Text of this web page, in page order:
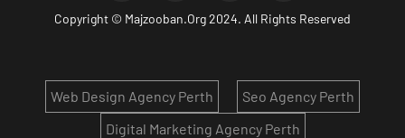
Copyright © Majzooban.Org2024. All Rights Reserved
Seo Agency Perth
Web Design Agency Perth
Digital Marketing Agency Perth